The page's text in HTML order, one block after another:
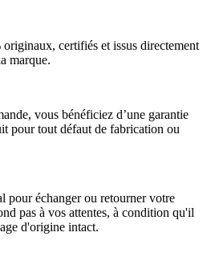
certifiés et issus directement
marque.
vous bénéficiez d’une garantie
pour tout défaut de fabrication ou
pour échanger ou retourner votre
pas à vos attentes, à condition qu'il
d'origine intact.